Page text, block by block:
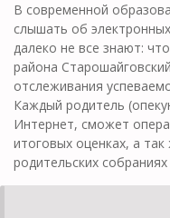
В современной
слышать об
далеко не все знают:
района
отслеживания
Каждый родитель
Интернет, сможет
итоговых оценках, а
родительских